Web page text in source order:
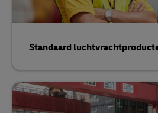
Standaard